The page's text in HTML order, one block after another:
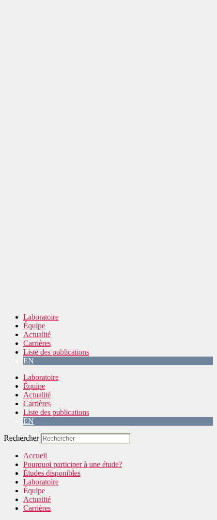
Laboratoire
Équipe
Actualité
Carrières
Liste des publications
EN
Laboratoire
Équipe
Actualité
Carrières
Liste des publications
EN
Rechercher
Accueil
Pourquoi participer à une étude?
Études disponibles
Laboratoire
Équipe
Actualité
Carrières